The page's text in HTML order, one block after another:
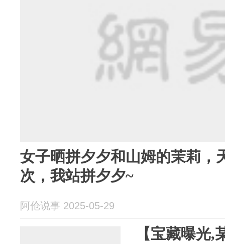
女子晒拼夕夕和山姆的茉莉，
次，我站拼夕夕~
阿伧说事 2025-05-29
【宝藏曝光,